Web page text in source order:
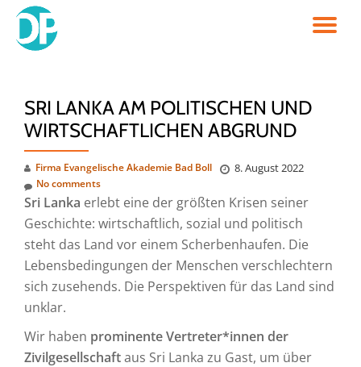
Skip
SRI LANKA AM POLITISCHEN UND
WIRTSCHAFTLICHEN ABGRUND
Firma Evangelische Akademie Bad Boll 8. August 2022
No comments
Sri Lanka erlebt eine der größten Krisen seiner
Geschichte: wirtschaftlich, sozial und politisch
steht das Land vor einem Scherbenhaufen. Die
Lebensbedingungen der Menschen verschlechtern
sich zusehends. Die Perspektiven für das Land sind
unklar.
Wir haben prominente Vertreter*innen der
Zivilgesellschaftaus Sri Lanka zu Gast, um über